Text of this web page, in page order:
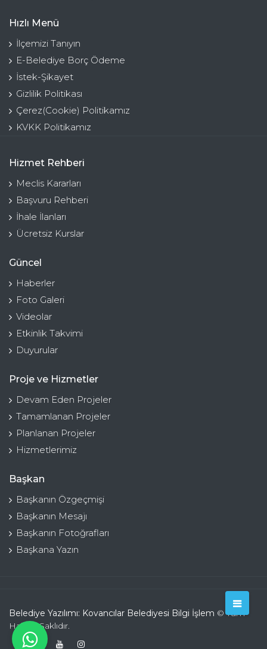
Hızlı Menü
İlçemizi Tanıyın
E-Belediye Borç Ödeme
İstek-Şikayet
Gizlilik Politikası
Çerez(Cookie) Politikamız
KVKK Politikamız
Hizmet Rehberi
Meclis Kararları
Başvuru Rehberi
İhale İlanları
Ücretsiz Kurslar
Güncel
Haberler
Foto Galeri
Videolar
Etkinlik Takvimi
Duyurular
Proje ve Hizmetler
Devam Eden Projeler
Tamamlanan Projeler
Planlanan Projeler
Hizmetlerimiz
Başkan
Başkanın Özgeçmişi
Başkanın Mesajı
Başkanın Fotoğrafları
Başkana Yazın
Belediye Yazılımı: Kovancılar Belediyesi Bilgi İşlem © Tüm
Hakları Saklıdır.